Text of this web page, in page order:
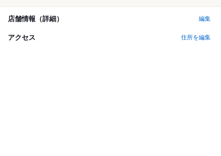
店舗情報（詳細） 編集
アクセス 住所を編集